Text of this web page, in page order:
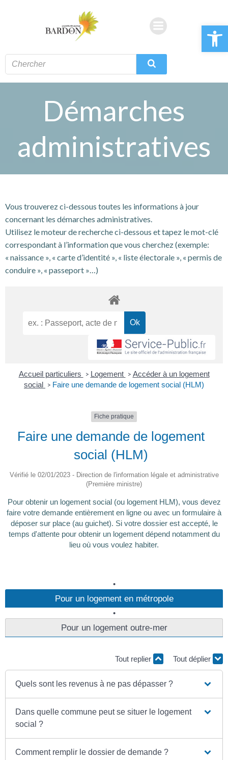
Ouvrir
Démarches
administratives
Vous trouverez ci-dessous toutes les informations à jour
concernant les démarches administratives.
Utilisez le moteur de recherche ci-dessous et tapez le mot-clé
correspondant à l’information que vous cherchez (exemple:
« naissance », « carte d’identité », « liste électorale », « permis de
conduire », « passeport »…)
Accueil particuliers > Logement > Accéder à un logement
social > Faire une demande de logement social (HLM)
Fiche pratique
Faire une demande de logement
social (HLM)
Vérifié le 02/01/2023 - Direction de l'information légale et administrative
(Première ministre)
Pour obtenir un logement social (ou logement HLM), vous devez
faire votre demande entièrement en ligne ou avec un formulaire à
déposer sur place (au guichet). Si votre dossier est accepté, le
temps d'attente pour obtenir un logement dépend notamment du
lieu où vous voulez habiter.
Pour un logement en métropole
Pour un logement outre-mer
Tout replier Tout déplier
Quels sont les revenus à ne pas dépasser ?
Dans quelle commune peut se situer le logement
social ?
Comment remplir le dossier de demande ?